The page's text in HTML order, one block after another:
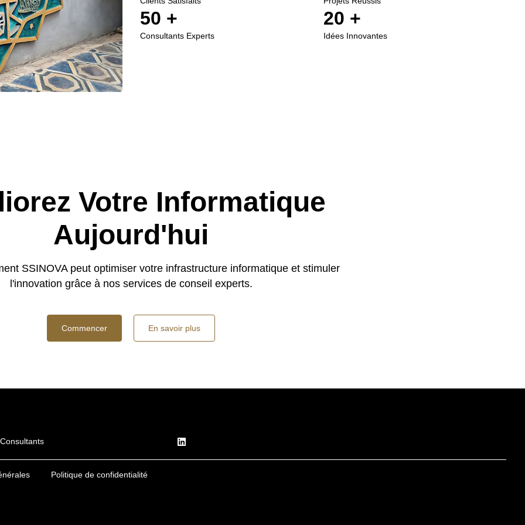
Consultants Experts
50 +
Idées Innovantes
20 +
Votre Informatique
Aujourd'hui
SSINOVA peut optimiser votre infrastructure informatique et stimuler
l'innovation grâce à nos services de conseil experts.
Commencer En savoir plus
Consultants
Politique de confidentialité